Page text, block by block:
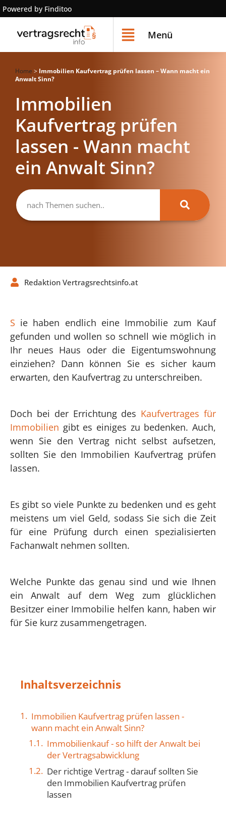
Powered by Finditoo
Menü
Home > Immobilien Kaufvertrag prüfen lassen – Wann macht ein
Anwalt Sinn?
Immobilien
Kaufvertrag prüfen
lassen - Wann macht
ein Anwalt Sinn?
Redaktion Vertragsrechtsinfo.at
S ie haben endlich eine Immobilie zum Kauf
gefunden und wollen so schnell wie möglich in
Ihr neues Haus oder die Eigentumswohnung
einziehen? Dann können Sie es sicher kaum
erwarten, den Kaufvertrag zu unterschreiben.
Doch bei der Errichtung des Kaufvertrages für
Immobilien gibt es einiges zu bedenken. Auch,
wenn Sie den Vertrag nicht selbst aufsetzen,
sollten Sie den Immobilien Kaufvertrag prüfen
lassen.
Es gibt so viele Punkte zu bedenken und es geht
meistens um viel Geld, sodass Sie sich die Zeit
für eine Prüfung durch einen spezialisierten
Fachanwalt nehmen sollten.
Welche Punkte das genau sind und wie Ihnen
ein Anwalt auf dem Weg zum glücklichen
Besitzer einer Immobilie helfen kann, haben wir
für Sie kurz zusammengetragen.
Inhaltsverzeichnis
Immobilien Kaufvertrag prüfen lassen -
wann macht ein Anwalt Sinn?
Immobilienkauf - so hilft der Anwalt bei
der Vertragsabwicklung
Der richtige Vertrag - darauf sollten Sie
den Immobilien Kaufvertrag prüfen
lassen